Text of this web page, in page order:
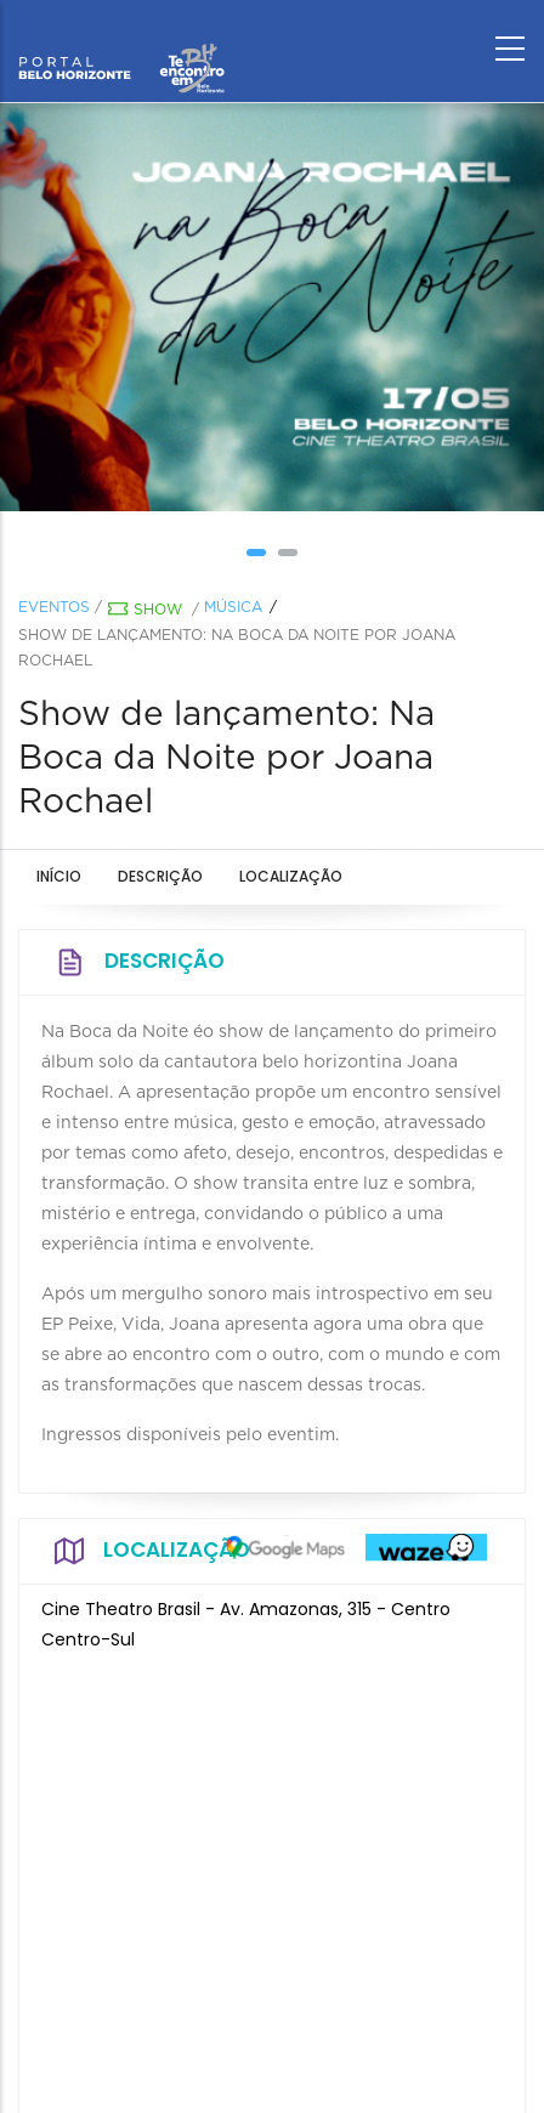
EVENTOS / SHOW / MÚSICA
SHOW DE LANÇAMENTO: NA BOCA DA NOITE POR JOANA
ROCHAEL
Show de lançamento: Na
Boca da Noite por Joana
Rochael
INÍCIO DESCRIÇÃO LOCALIZAÇÃO
DESCRIÇÃO
Na Boca da Noite éo show de lançamento do primeiro
álbum solo da cantautora belo horizontina Joana
Rochael. A apresentação propõe um encontro sensível
e intenso entre música, gesto e emoção, atravessado
por temas como afeto, desejo, encontros, despedidas e
transformação. O show transita entre luz e sombra,
mistério e entrega, convidando o público a uma
experiência íntima e envolvente.
Após um mergulho sonoro mais introspectivo em seu
EP Peixe, Vida, Joana apresenta agora uma obra que
se abre ao encontro com o outro, com o mundo e com
as transformações que nascem dessas trocas.
Ingressos disponíveis pelo eventim.
LOCALIZAÇÃO
Cine Theatro Brasil - Av. Amazonas, 315 - Centro
Centro-Sul